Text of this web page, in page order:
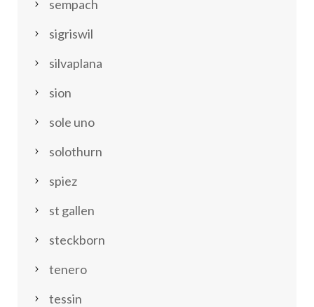
sempach
sigriswil
silvaplana
sion
sole uno
solothurn
spiez
st gallen
steckborn
tenero
tessin